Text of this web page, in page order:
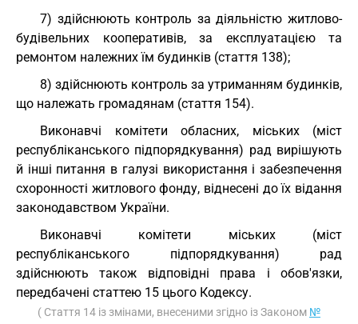
7) здійснюють контроль за діяльністю житлово-
будівельних кооперативів, за експлуатацією та
ремонтом належних їм будинків (стаття 138);
8) здійснюють контроль за утриманням будинків,
що належать громадянам (стаття 154).
Виконавчі комітети обласних, міських (міст
республіканського підпорядкування) рад вирішують
й інші питання в галузі використання і забезпечення
схоронності житлового фонду, віднесені до їх відання
законодавством України.
Виконавчі комітети міських (міст
республіканського підпорядкування) рад
здійснюють також відповідні права і обов'язки,
передбачені статтею 15 цього Кодексу.
( Стаття 14 із змінами, внесеними згідно із Законом №